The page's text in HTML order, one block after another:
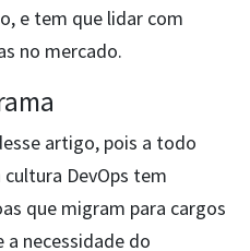
e tem que lidar com
no mercado.
artigo, pois a todo
DevOps tem
que migram para cargos
a necessidade do